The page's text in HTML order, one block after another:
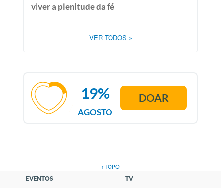
viver a plenitude da fé
VER TODOS »
AGOSTO
19% DOAR
↑ TOPO
EVENTOS TV